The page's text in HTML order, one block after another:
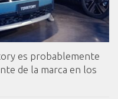
es probablemente
de la marca en los